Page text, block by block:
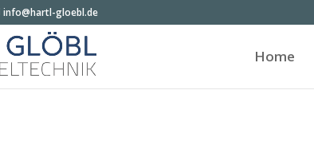
info@hartl-gloebl.de
Home